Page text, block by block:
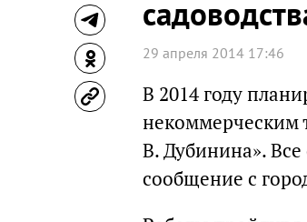
29 апреля 2014 17:46
В 2014 году
некоммерческим
В. Дубинина».
сообщение с